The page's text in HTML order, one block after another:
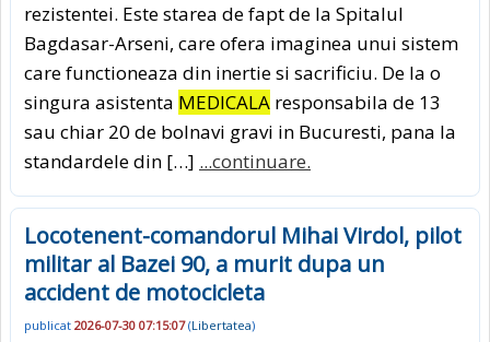
rezistentei. Este starea de fapt de la Spitalul
Bagdasar-Arseni, care ofera imaginea unui sistem
care functioneaza din inertie si sacrificiu. De la o
singura asistenta MEDICALA responsabila de 13
sau chiar 20 de bolnavi gravi in Bucuresti, pana la
standardele din […] ...continuare.
Locotenent-comandorul Mihai Virdol, pilot
militar al Bazei 90, a murit dupa un
accident de motocicleta
publicat 2026-07-30 07:15:07(Libertatea)